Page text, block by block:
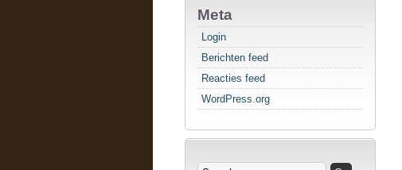
Meta
Login
Berichten feed
Reacties feed
WordPress.org